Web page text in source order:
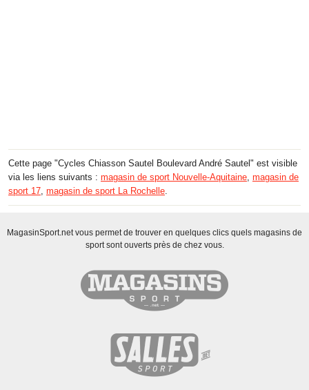
Cette page "Cycles Chiasson Sautel Boulevard André Sautel" est visible
via les liens suivants : magasin de sport Nouvelle-Aquitaine magasin de
sport 17 magasin de sport La Rochelle
MagasinSport.net vous permet de trouver en quelques clics quels magasins de
sport sont ouverts près de chez vous.